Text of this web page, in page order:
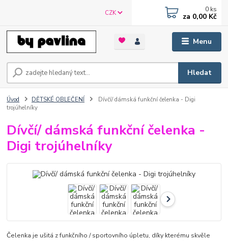
Menu
CZK
Hledat
0 ks
za 0,00 Kč
Úvod DĚTSKÉ OBLEČENÍ
Dívčí/ dámská funkční čelenka - Digi
trojúhelníky
Dívčí/ dámská funkční čelenka -
Digi trojúhelníky
Čelenka je ušitá z funkčního / sportovního úpletu, díky kterému skvěle